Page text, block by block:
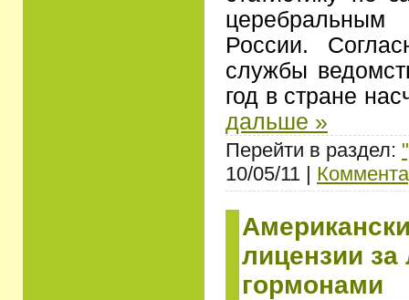
России.
службы
год в стране
дальше »
Перейти в раздел:
10/05/11 |
лицензии за
гормонами